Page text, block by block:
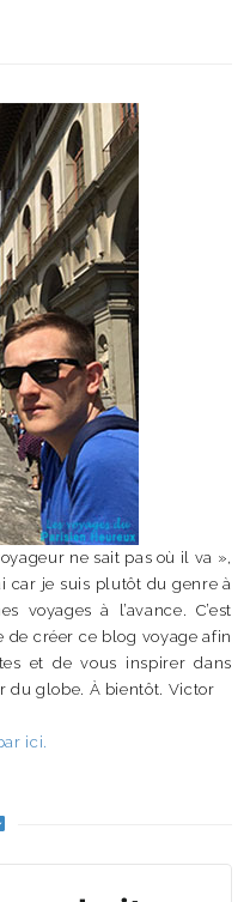
ne sait pas où il va »,
car je suis plutôt du genre à
voyages à l’avance. C’est
de créer ce blog voyage afin
et de vous inspirer dans
du globe. À bientôt. Victor
ici.